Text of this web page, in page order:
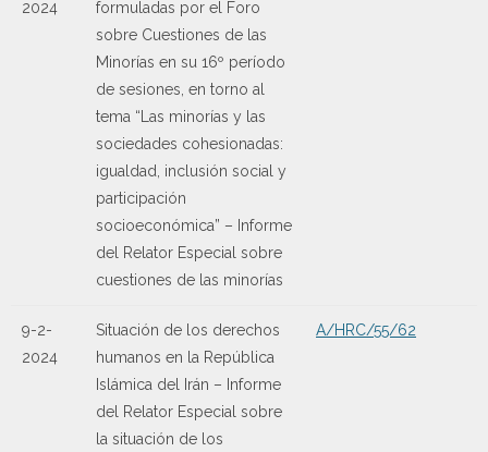
2024
formuladas por el Foro
sobre Cuestiones de las
Minorías en su 16º período
de sesiones, en torno al
tema “Las minorías y las
sociedades cohesionadas:
igualdad, inclusión social y
participación
socioeconómica” – Informe
del Relator Especial sobre
cuestiones de las minorías
9-2-
2024
Situación de los derechos
humanos en la República
Islámica del Irán – Informe
del Relator Especial sobre
la situación de los
A/HRC/55/62